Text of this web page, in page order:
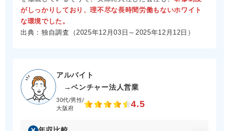
がしっかりしており、理不尽な長時間労働もないホワイト
な環境でした。
出典：独自調査（2025年12月03日～2025年12月12日）
アルバイト
→ベンチャー法人営業
30代/男性/
大阪府
4.5